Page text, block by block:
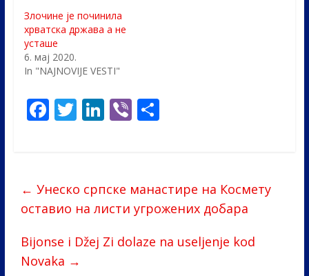
Злочине је починила
хрватска држава а не
усташе
6. мај 2020.
In "NAJNOVIJE VESTI"
F
o
o
k
T Li
dI
n
Vi S
← Унеско српске манастире на Космету
оставио на листи угрожених добара
Bijonse i Džej Zi dolaze na useljenje kod
Novaka →